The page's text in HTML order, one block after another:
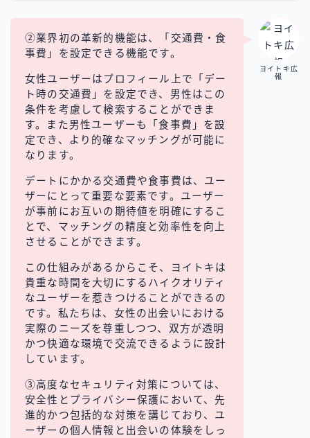
ヨイトキ広
報
②業界初の革新的機能は、「交通費・食
事費」を設定できる機能です。
女性ユーザーはプロフィール上で「デー
ト時の交通費」を設定でき、男性はこの
条件を考慮して検索することができま
す。また男性ユーザーも「食事費」を設
定でき、より的確なマッチングが可能に
なります。
デートにかかる交通費や食事費は、ユー
ザーにとって重要な要素です。ユーザー
が事前にお互いの期待値を明確にするこ
とで、マッチングの精度と効率性を向上
させることができます。
この仕組みがあるからこそ、ヨイトキは
貴重な時間を大切にするハイクオリティ
なユーザーを惹きつけることができるの
です。私たちは、女性の出会いにおける
実際のニーズを尊重しつつ、双方が透明
かつ快適な環境で交流できるように設計
しています。
③高度なセキュリティ対策については、
安全性とプライバシー保護において、先
進的かつ包括的な対策を講じており、ユ
ーザーの個人情報と出会いの体験をしっ